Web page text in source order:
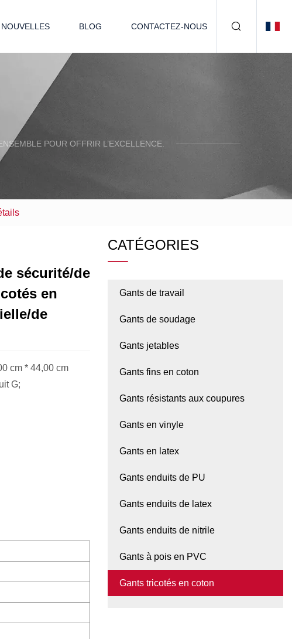
NOUVELLES BLOG CONTACTEZ-NOUS
POUR OFFRIR L’EXCELLENCE.
sécurité/de
en
de
cm * 44,00 cm
G;
CATÉGORIES
Gants de travail
Gants de soudage
Gants jetables
Gants fins en coton
Gants résistants aux coupures
Gants en vinyle
Gants en latex
Gants enduits de PU
Gants enduits de latex
Gants enduits de nitrile
Gants à pois en PVC
Gants tricotés en coton